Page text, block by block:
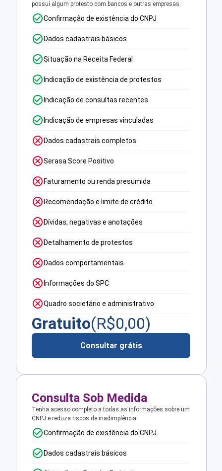
possui algum protesto com bancos e outras empresas.
Confirmação de existência do CNPJ
Dados cadastrais básicos
Situação na Receita Federal
Indicação de existência de protestos
Indicação de consultas recentes
Indicação de empresas vinculadas
Dados cadastrais completos
Serasa Score Positivo
Faturamento ou renda presumida
Recomendação e limite de crédito
Dívidas, negativas e anotações
Detalhamento de protestos
Dados comportamentais
Informações do SPC
Quadro societário e administrativo
Gratuito(R$0,00)
Consultar grátis
Consulta Sob Medida
Tenha acesso completo a todas as informações sobre um
CNPJ e reduza riscos de inadimplência.
Confirmação de existência do CNPJ
Dados cadastrais básicos